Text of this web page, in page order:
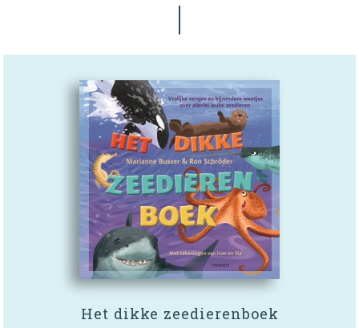
Het dikke zeedierenboek